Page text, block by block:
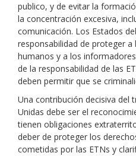
publico, y de evitar la
la concentración excesiva,
comunicación. Los Estados
responsabilidad de proteger
humanos y a los
de la responsabilidad de las
deben permitir que se
Una contribución decisiva del
Unidas debe ser el
tienen obligaciones
deber de proteger los
cometidas por las ETNs y